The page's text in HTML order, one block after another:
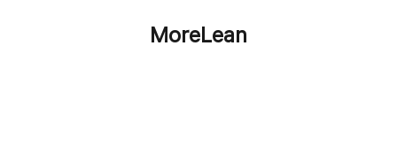
MoreLean